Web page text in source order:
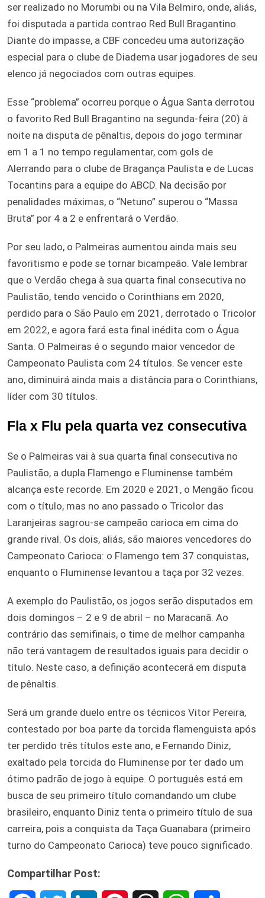
ser realizado no Morumbi ou na Vila Belmiro, onde, aliás,
foi disputada a partida contrao Red Bull Bragantino.
Diante do impasse, a CBF concedeu uma autorização
especial para o clube de Diadema usar jogadores de seu
elenco já negociados com outras equipes.
Esse “problema” ocorreu porque o Água Santa derrotou
o favorito Red Bull Bragantino na segunda-feira (20) à
noite na disputa de pênaltis, depois do jogo terminar
em 1 a 1 no tempo regulamentar, com gols de
Alerrando para o clube de Bragança Paulista e de Lucas
Tocantins para a equipe do ABCD. Na decisão por
penalidades máximas, o “Netuno” superou o “Massa
Bruta” por 4 a 2 e enfrentará o Verdão.
Por seu lado, o Palmeiras aumentou ainda mais seu
favoritismo e pode se tornar bicampeão. Vale lembrar
que o Verdão chega à sua quarta final consecutiva no
Paulistão, tendo vencido o Corinthians em 2020,
perdido para o São Paulo em 2021, derrotado o Tricolor
em 2022, e agora fará esta final inédita com o Água
Santa. O Palmeiras é o segundo maior vencedor de
Campeonato Paulista com 24 títulos. Se vencer este
ano, diminuirá ainda mais a distância para o Corinthians,
líder com 30 títulos.
Fla x Flu pela quarta vez consecutiva
Se o Palmeiras vai à sua quarta final consecutiva no
Paulistão, a dupla Flamengo e Fluminense também
alcança este recorde. Em 2020 e 2021, o Mengão ficou
com o título, mas no ano passado o Tricolor das
Laranjeiras sagrou-se campeão carioca em cima do
grande rival. Os dois, aliás, são maiores vencedores do
Campeonato Carioca: o Flamengo tem 37 conquistas,
enquanto o Fluminense levantou a taça por 32 vezes.
A exemplo do Paulistão, os jogos serão disputados em
dois domingos – 2 e 9 de abril – no Maracanã. Ao
contrário das semifinais, o time de melhor campanha
não terá vantagem de resultados iguais para decidir o
título. Neste caso, a definição acontecerá em disputa
de pênaltis.
Será um grande duelo entre os técnicos Vitor Pereira,
contestado por boa parte da torcida flamenguista após
ter perdido três títulos este ano, e Fernando Diniz,
exaltado pela torcida do Fluminense por ter dado um
ótimo padrão de jogo à equipe. O português está em
busca de seu primeiro título comandando um clube
brasileiro, enquanto Diniz tenta o primeiro título de sua
carreira, pois a conquista da Taça Guanabara (primeiro
turno do Campeonato Carioca) teve pouco significado.
Compartilhar Post: